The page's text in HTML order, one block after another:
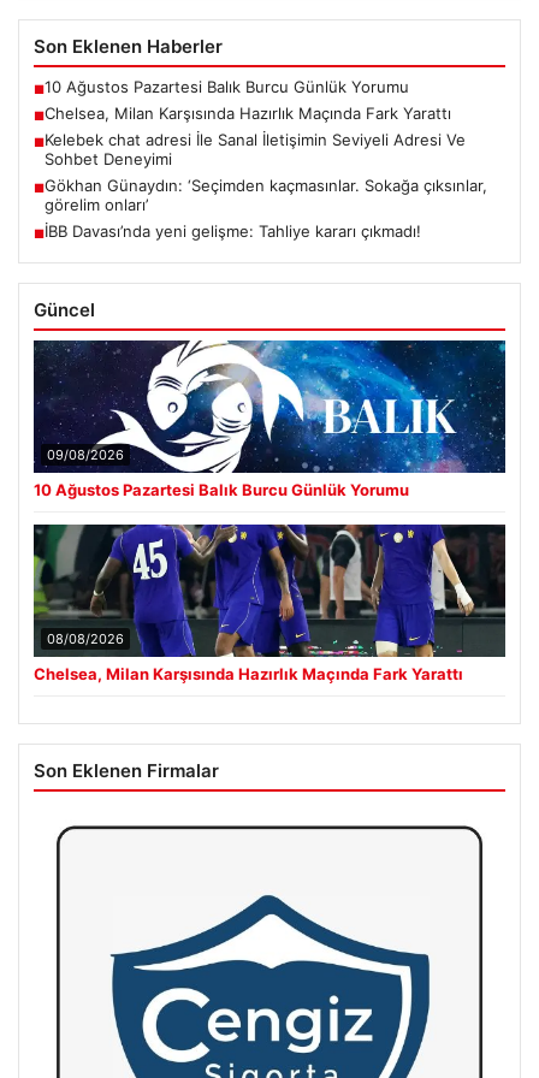
Son Eklenen Haberler
■10 Ağustos Pazartesi Balık Burcu Günlük Yorumu
■Chelsea, Milan Karşısında Hazırlık Maçında Fark Yarattı
■Kelebek chat adresi İle Sanal İletişimin Seviyeli Adresi Ve
Sohbet Deneyimi
■Gökhan Günaydın: ‘Seçimden kaçmasınlar. Sokağa çıksınlar,
görelim onları’
■İBB Davası’nda yeni gelişme: Tahliye kararı çıkmadı!
Güncel
09/08/2026
10 Ağustos Pazartesi Balık Burcu Günlük Yorumu
08/08/2026
Chelsea, Milan Karşısında Hazırlık Maçında Fark Yarattı
Son Eklenen Firmalar